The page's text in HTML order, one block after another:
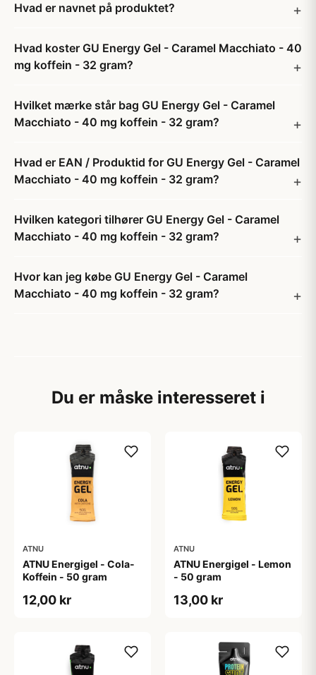
Hvad er navnet på produktet?
Hvad koster GU Energy Gel - Caramel Macchiato - 40
mg koffein - 32 gram?
Hvilket mærke står bag GU Energy Gel - Caramel
Macchiato - 40 mg koffein - 32 gram?
Hvad er EAN / Produktid for GU Energy Gel - Caramel
Macchiato - 40 mg koffein - 32 gram?
Hvilken kategori tilhører GU Energy Gel - Caramel
Macchiato - 40 mg koffein - 32 gram?
Hvor kan jeg købe GU Energy Gel - Caramel
Macchiato - 40 mg koffein - 32 gram?
Du er måske interesseret i
ATNU
ATNU Energigel - Cola-
Koffein - 50 gram
12,00 kr
ATNU
ATNU Energigel - Lemon
- 50 gram
13,00 kr